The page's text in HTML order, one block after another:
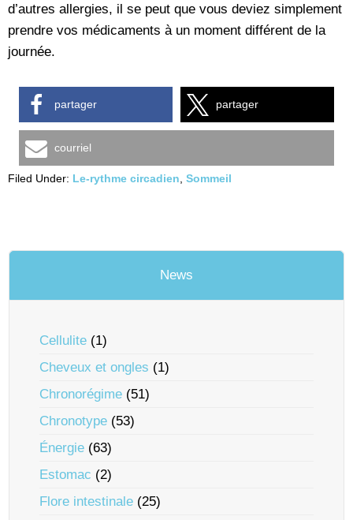
d’autres allergies, il se peut que vous deviez simplement
prendre vos médicaments à un moment différent de la
journée.
partager partager
courriel
Filed Under: Le-rythme circadien Sommeil
News
Cellulite (1)
Cheveux et ongles (1)
Chronorégime (51)
Chronotype (53)
Énergie (63)
Estomac (2)
Flore intestinale (25)